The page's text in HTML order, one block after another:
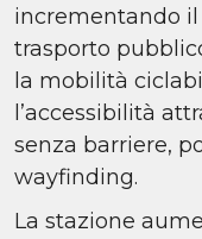
incrementando
trasporto
la mobilità
l’accessibilità
senza barriere,
wayfinding.
La stazione